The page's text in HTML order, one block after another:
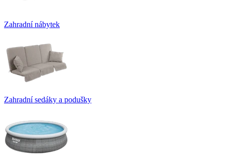
Zahradní nábytek
Zahradní sedáky a podušky